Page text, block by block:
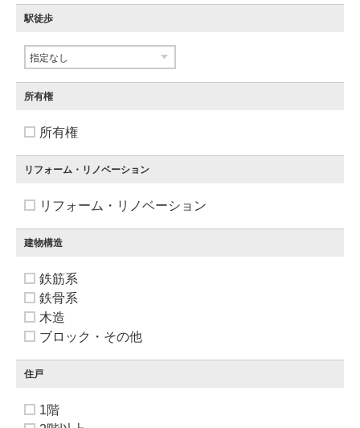
駅徒歩
所有権
所有権
リフォーム・リノベーション
リフォーム・リノベーション
建物構造
鉄筋系
鉄骨系
木造
ブロック・その他
住戸
1階